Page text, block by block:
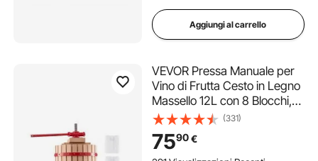
Aggiungi al carrello
VEVOR Pressa Manuale per
Vino di Frutta Cesto in Legno
Massello 12L con 8 Blocchi,
Spremiagrumi Manuale per
Bevande Alcoliche Pressa
per Sidro, Mela, Uva, Tintura,
(331)
7590€